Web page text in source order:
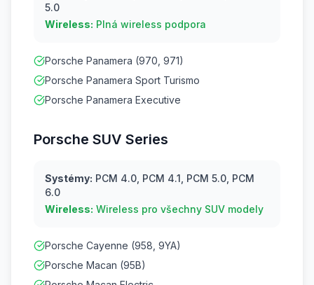
5.0
Wireless: Plná wireless podpora
Porsche Panamera (970, 971)
Porsche Panamera Sport Turismo
Porsche Panamera Executive
Porsche SUV Series
Systémy: PCM 4.0, PCM 4.1, PCM 5.0, PCM
6.0
Wireless: Wireless pro všechny SUV modely
Porsche Cayenne (958, 9YA)
Porsche Macan (95B)